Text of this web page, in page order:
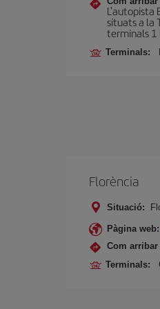
L'autopista
situats a la
terminals 1
Terminals:
Florència
Situació:
Pàgina web:
Com
Terminals: